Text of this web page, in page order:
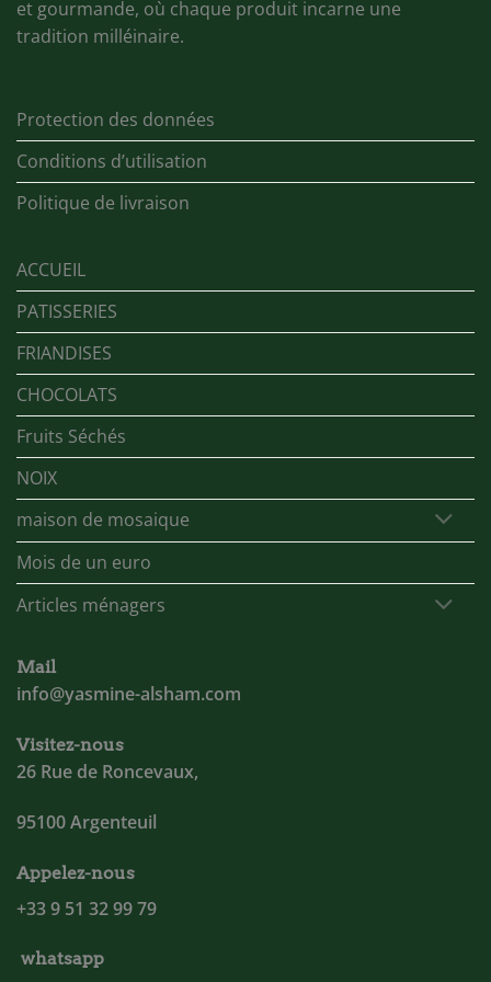
et gourmande, où chaque produit incarne une
tradition milléinaire.
Protection des données
Conditions d’utilisation
Politique de livraison
ACCUEIL
PATISSERIES
FRIANDISES
CHOCOLATS
Fruits Séchés
NOIX
maison de mosaique
Mois de un euro
Articles ménagers
Mail
info@yasmine-alsham.com
Visitez-nous
26 Rue de Roncevaux,
95100 Argenteuil
Appelez-nous
+33 9 51 32 99 79
whatsapp